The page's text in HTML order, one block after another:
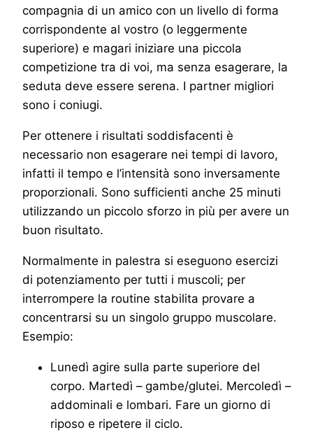
compagnia di un amico con un livello di forma
corrispondente al vostro (o leggermente
superiore) e magari iniziare una piccola
competizione tra di voi, ma senza esagerare, la
seduta deve essere serena. I partner migliori
sono i coniugi.
Per ottenere i risultati soddisfacenti è
necessario non esagerare nei tempi di lavoro,
infatti il tempo e l’intensità sono inversamente
proporzionali. Sono sufficienti anche 25 minuti
utilizzando un piccolo sforzo in più per avere un
buon risultato.
Normalmente in palestra si eseguono esercizi
di potenziamento per tutti i muscoli; per
interrompere la routine stabilita provare a
concentrarsi su un singolo gruppo muscolare.
Esempio:
Lunedì agire sulla parte superiore del
corpo. Martedì – gambe/glutei. Mercoledì –
addominali e lombari. Fare un giorno di
riposo e ripetere il ciclo.